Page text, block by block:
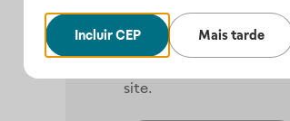
Incluir CEP Mais tarde
procurava.
Mas, você pode
site.